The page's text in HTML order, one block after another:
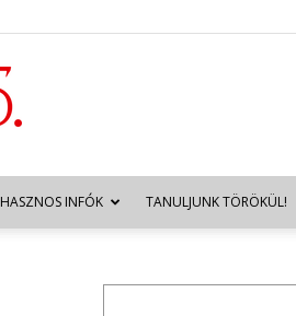
HASZNOS INFÓK TANULJUNK TÖRÖKÜL!